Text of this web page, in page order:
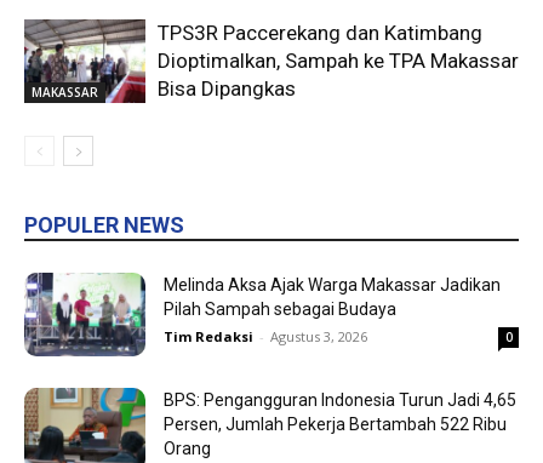
MAKASSAR
TPS3R Paccerekang dan Katimbang
Dioptimalkan, Sampah ke TPA Makassar
Bisa Dipangkas
POPULER NEWS
Melinda Aksa Ajak Warga Makassar Jadikan
Pilah Sampah sebagai Budaya
Tim Redaksi - Agustus 3, 2026 0
BPS: Pengangguran Indonesia Turun Jadi 4,65
Persen, Jumlah Pekerja Bertambah 522 Ribu
Orang